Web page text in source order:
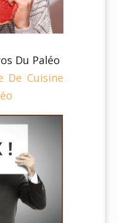
Du Paléo
De Cuisine